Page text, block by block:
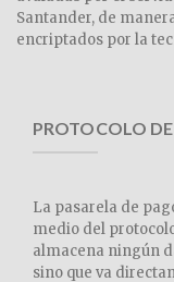
Santander, de
encriptados por la
PROTOCOLO DE
La pasarela de
medio del
almacena ningún
sino que va